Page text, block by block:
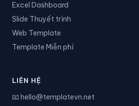
Excel Dashboard
Slide Thuyết trình
Web Template
Template Miễn phí
LIÊN HỆ
📧 hello@templatevn.net